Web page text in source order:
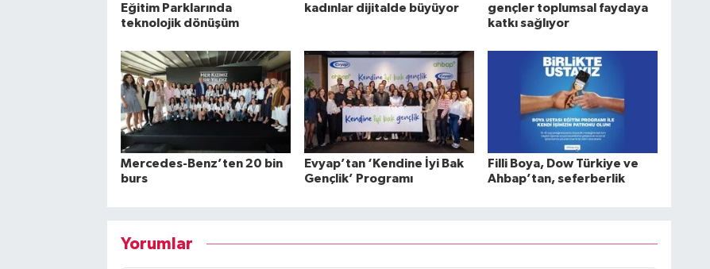
Eğitim Parklarında
teknolojik dönüşüm
kadınlar dijitalde büyüyor
gençler toplumsal faydaya
katkı sağlıyor
Mercedes-Benz’ten 20 bin
burs
Evyap’tan ‘Kendine İyi Bak
Gençlik’ Programı
Filli Boya, Dow Türkiye ve
Ahbap’tan, seferberlik
Yorumlar